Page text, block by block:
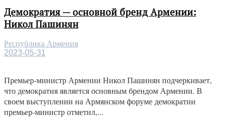
Демократия — основной бренд Армении:
Никол Пашинян
Республика Армения
2023-05-31
Премьер-министр Армении Никол Пашинян подчеркивает,
что демократия является основным брендом Армении. В
своем выступлении на Армянском форуме демократии
премьер-министр отметил,...